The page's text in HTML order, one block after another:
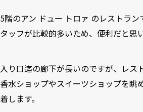
5階のアン ドュー トロァ のレストラ
タッフが比較的多いため、便利だと思い
入り口迄の廊下が長いのですが、レス
香水ショップやスイーツショップを眺
着します。